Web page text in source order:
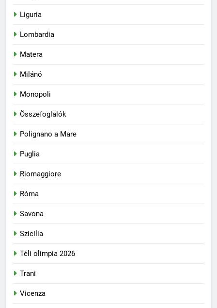
Liguria
Lombardia
Matera
Milánó
Monopoli
Összefoglalók
Polignano a Mare
Puglia
Riomaggiore
Róma
Savona
Szicília
Téli olimpia 2026
Trani
Vicenza